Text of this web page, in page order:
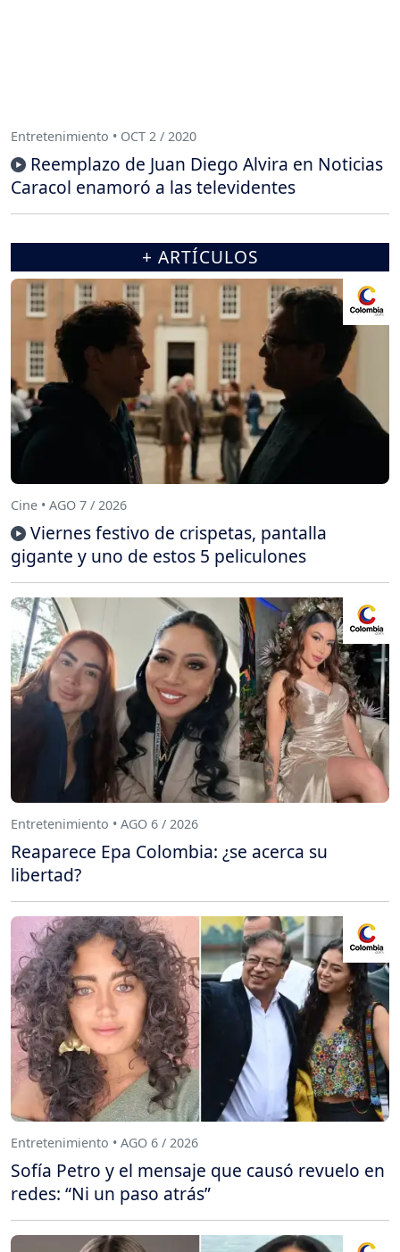
Entretenimiento • OCT 2 / 2020
Reemplazo de Juan Diego Alvira en Noticias
Caracol enamoró a las televidentes
+ ARTÍCULOS
Cine • AGO 7 / 2026
Viernes festivo de crispetas, pantalla
gigante y uno de estos 5 peliculones
Entretenimiento • AGO 6 / 2026
Reaparece Epa Colombia: ¿se acerca su
libertad?
Entretenimiento • AGO 6 / 2026
Sofía Petro y el mensaje que causó revuelo en
redes: “Ni un paso atrás”